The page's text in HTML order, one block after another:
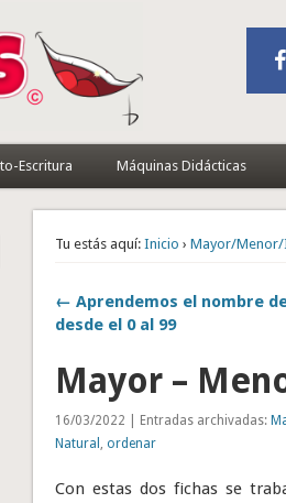
Escritura Máquinas Didácticas
Tu estás aquí: Inicio ›Mayor/Menor/
← Aprendemos el nombre
desde el 0 al 99
Mayor –
16/03/2022 | Entradas archivadas:
Natural , ordenar
Con estas dos fichas se